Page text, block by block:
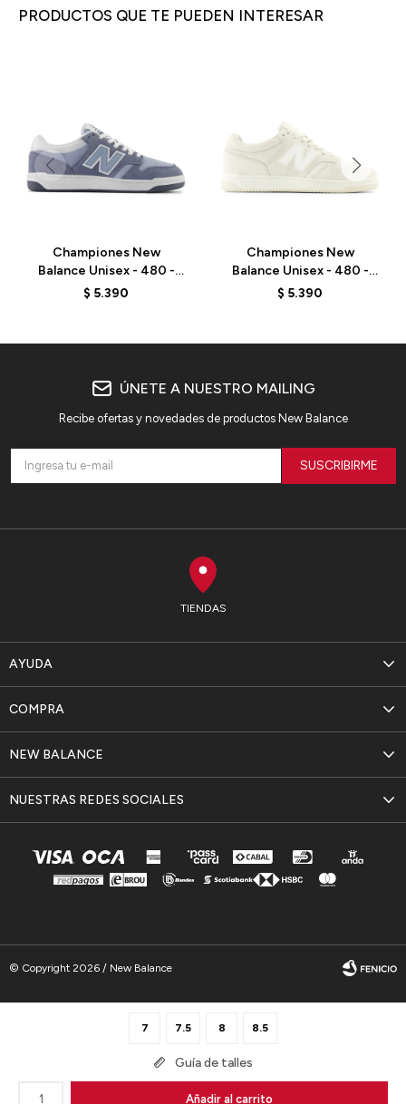
7 7.5 8 8.5
Guía de talles
1 Añadir al carrito
PRODUCTOS QUE TE PUEDEN INTERESAR
Championes New
Balance Unisex - 480 -
BB480LEB - ARCTIC
$ 5.390
Championes New
Balance Unisex - 480 -
BB480LDS - LINEN
$ 5.390
TIENDAS
AYUDA
NEW BALANCE
COMPRA
NUESTRAS REDES SOCIALES
ÚNETE A NUESTRO MAILING
Recibe ofertas y novedades de productos New Balance
SUSCRIBIRME
© Copyright 2026 / New Balance